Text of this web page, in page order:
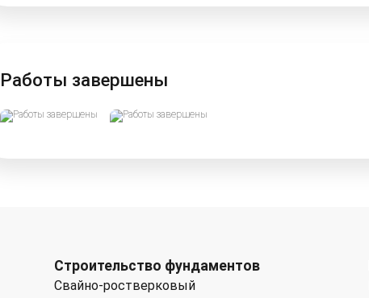
Работы завершены
Строительство фундаментов
Свайно-ростверковый